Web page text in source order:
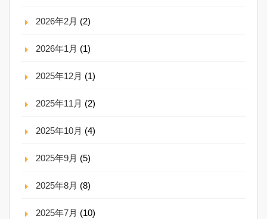
2026年2月 (2)
2026年1月 (1)
2025年12月 (1)
2025年11月 (2)
2025年10月 (4)
2025年9月 (5)
2025年8月 (8)
2025年7月 (10)